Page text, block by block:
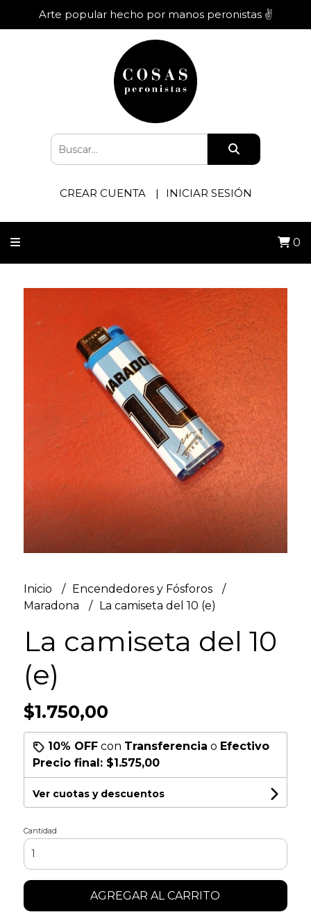
Arte popular hecho por manos peronistas ✌️
CREAR CUENTA INICIAR SESIÓN
0
Inicio
Encendedores y Fósforos
Maradona
La camiseta del 10 (e)
La camiseta del 10
(e)
$1.750,00
10% OFFcon Transferencia o Efectivo
Precio final: $1.575,00
Ver cuotas y descuentos
Cantidad
AGREGAR AL CARRITO